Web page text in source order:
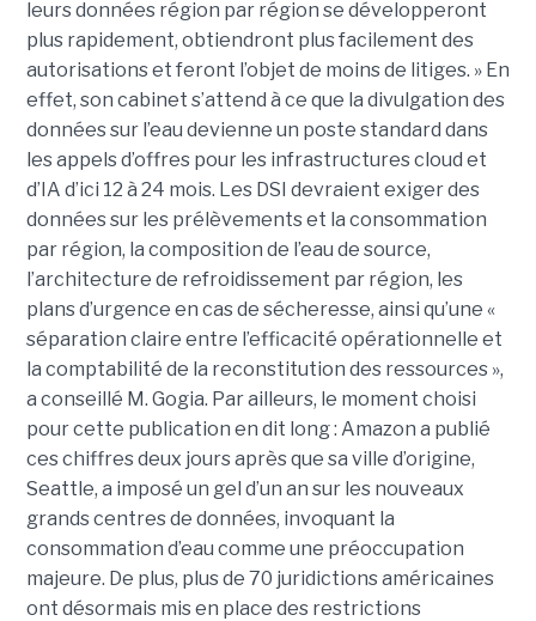
leurs données région par région se développeront
plus rapidement, obtiendront plus facilement des
autorisations et feront l’objet de moins de litiges. » En
effet, son cabinet s’attend à ce que la divulgation des
données sur l’eau devienne un poste standard dans
les appels d’offres pour les infrastructures cloud et
d’IA d’ici 12 à 24 mois. Les DSI devraient exiger des
données sur les prélèvements et la consommation
par région, la composition de l’eau de source,
l’architecture de refroidissement par région, les
plans d’urgence en cas de sécheresse, ainsi qu’une «
séparation claire entre l’efficacité opérationnelle et
la comptabilité de la reconstitution des ressources »,
a conseillé M. Gogia. Par ailleurs, le moment choisi
pour cette publication en dit long : Amazon a publié
ces chiffres deux jours après que sa ville d’origine,
Seattle, a imposé un gel d’un an sur les nouveaux
grands centres de données, invoquant la
consommation d’eau comme une préoccupation
majeure. De plus, plus de 70 juridictions américaines
ont désormais mis en place des restrictions